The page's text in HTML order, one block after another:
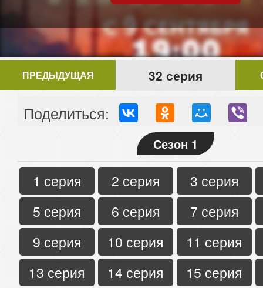
ПРЕДЫДУЩАЯ 32 серия
Поделиться:
Сезон 1
1 серия 2 серия
3 серия
5 серия
6 серия
7 серия
9 серия
10 серия
11 серия
13 серия
14 серия
15 серия